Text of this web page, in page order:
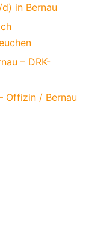
in Bernau
– DRK-
Offizin / Bernau